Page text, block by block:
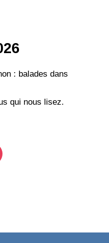
: balades dans
qui nous lisez.